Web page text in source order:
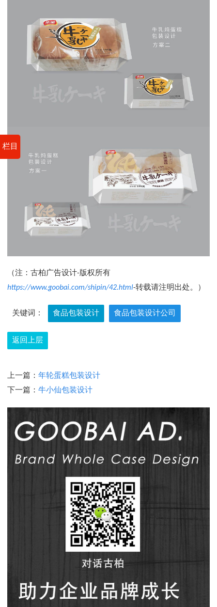
栏目
（注：古柏广告设计-版权所有
https://www.goobai.com/shipin/42.html-转载请注明出处。）
关键词： 食品包装设计 食品包装设计公司
返回上层
上一篇： 年轮蛋糕包装设计
下一篇： 牛小仙包装设计